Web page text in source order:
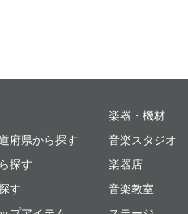
府県から探す
探す
す
楽器・機材
音楽スタジオ
楽器店
音楽教室